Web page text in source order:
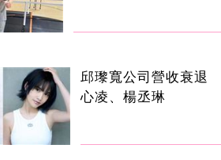
邱瓈寬公司營收衰退
心凌、楊丞琳